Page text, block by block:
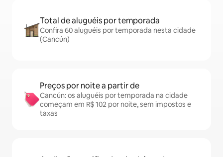
Total de aluguéis por temporada
Confira 60 aluguéis por temporada nesta cidade
(Cancún)
Preços por noite a partir de
Cancún: os aluguéis por temporada na cidade
começam em R$ 102 por noite, sem impostos e
taxas